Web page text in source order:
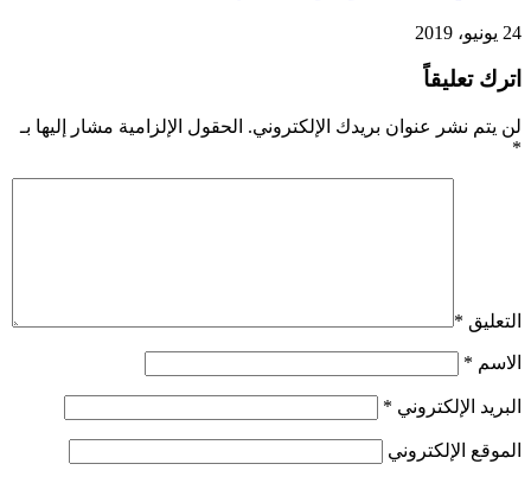
24 يونيو، 2019
اترك تعليقاً
لن يتم نشر عنوان بريدك الإلكتروني. الحقول الإلزامية مشار إليها بـ
*
التعليق *
الاسم *
البريد الإلكتروني *
الموقع الإلكتروني